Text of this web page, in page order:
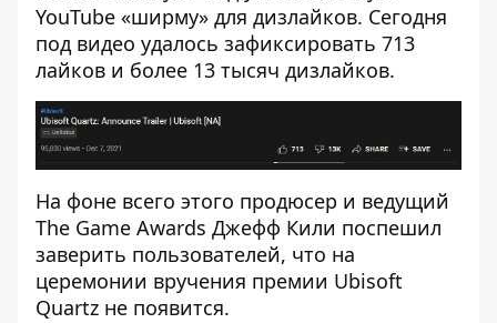
YouTube «ширму» для дизлайков. Сегодня
под видео удалось зафиксировать 713
лайков и более 13 тысяч дизлайков.
На фоне всего этого продюсер и ведущий
The Game Awards Джефф Кили поспешил
заверить пользователей, что на
церемонии вручения премии Ubisoft
Quartz не появится.